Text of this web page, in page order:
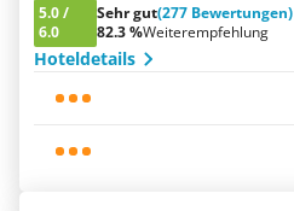
5.0/
6.0
Sehr gut(277 Bewertungen)
82.3 %Weiterempfehlung
Hoteldetails